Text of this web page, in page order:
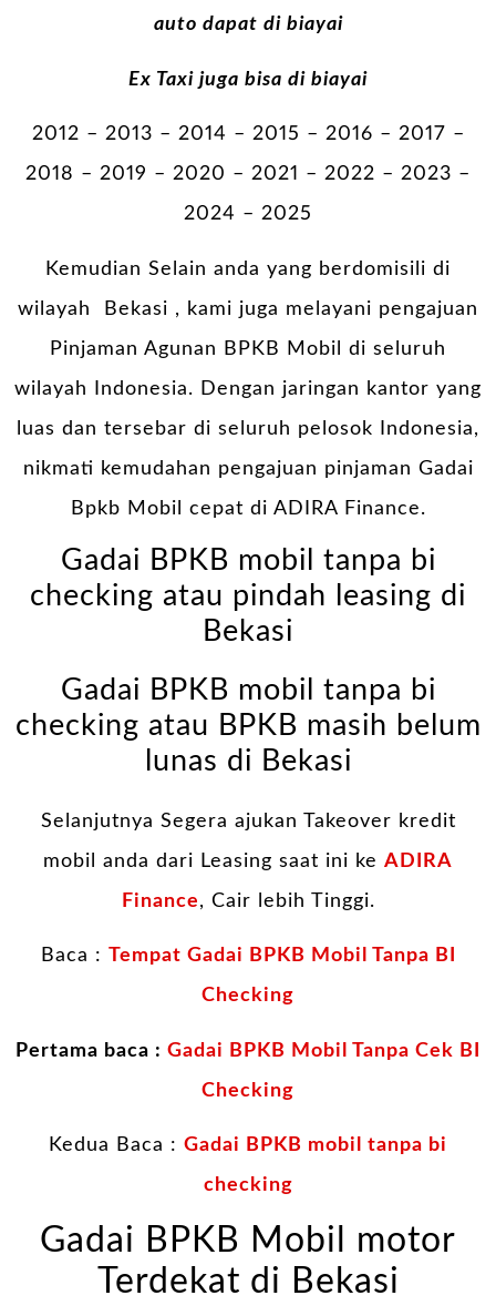
auto dapat di biayai
Ex Taxi juga bisa di biayai
2012 – 2013 – 2014 – 2015 – 2016 – 2017 –
2018 – 2019 – 2020 – 2021 – 2022 – 2023 –
2024 – 2025
Kemudian Selain anda yang berdomisili di
wilayah Bekasi , kami juga melayani pengajuan
Pinjaman Agunan BPKB Mobil di seluruh
wilayah Indonesia. Dengan jaringan kantor yang
luas dan tersebar di seluruh pelosok Indonesia,
nikmati kemudahan pengajuan pinjaman Gadai
Bpkb Mobil cepat di ADIRA Finance.
Gadai BPKB mobil tanpa bi
checking atau pindah leasing di
Bekasi
Gadai BPKB mobil tanpa bi
checking atau BPKB masih belum
lunas di Bekasi
Selanjutnya Segera ajukan Takeover kredit
mobil anda dari Leasing saat ini ke ADIRA
Finance, Cair lebih Tinggi.
Baca :
Tempat Gadai BPKB Mobil Tanpa BI
Checking
Pertama baca : Gadai BPKB Mobil Tanpa Cek BI
Checking
Kedua Baca : Gadai BPKB mobil tanpa bi
checking
Gadai BPKB Mobil motor
Terdekat di Bekasi